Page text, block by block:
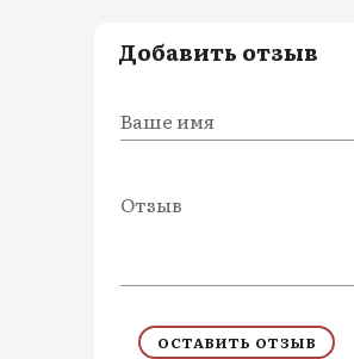
Добавить отзыв
Ваше имя
Отзыв
ОСТАВИТЬ ОТЗЫВ